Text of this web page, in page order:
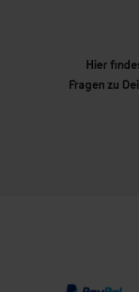
Hier
Fragen zu